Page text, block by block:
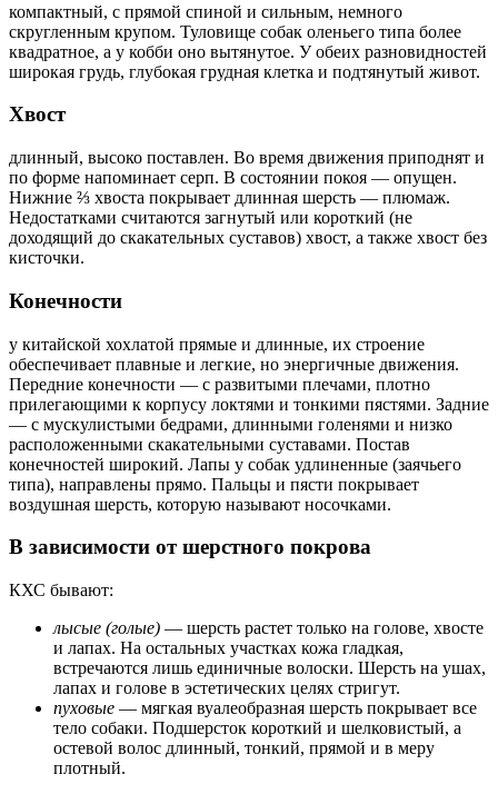
компактный, с прямой спиной и сильным, немного
скругленным крупом. Туловище собак оленьего типа более
квадратное, а у кобби оно вытянутое. У обеих разновидностей
широкая грудь, глубокая грудная клетка и подтянутый живот.
Хвост
длинный, высоко поставлен. Во время движения приподнят и
по форме напоминает серп. В состоянии покоя — опущен.
Нижние ⅔ хвоста покрывает длинная шерсть — плюмаж.
Недостатками считаются загнутый или короткий (не
доходящий до скакательных суставов) хвост, а также хвост без
кисточки.
Конечности
у китайской хохлатой прямые и длинные, их строение
обеспечивает плавные и легкие, но энергичные движения.
Передние конечности — с развитыми плечами, плотно
прилегающими к корпусу локтями и тонкими пястями. Задние
— с мускулистыми бедрами, длинными голенями и низко
расположенными скакательными суставами. Постав
конечностей широкий. Лапы у собак удлиненные (заячьего
типа), направлены прямо. Пальцы и пясти покрывает
воздушная шерсть, которую называют носочками.
В зависимости от шерстного покрова
КХС бывают:
лысые (голые) — шерсть растет только на голове, хвосте
и лапах. На остальных участках кожа гладкая,
встречаются лишь единичные волоски. Шерсть на ушах,
лапах и голове в эстетических целях стригут.
пуховые — мягкая вуалеобразная шерсть покрывает все
тело собаки. Подшерсток короткий и шелковистый, а
остевой волос длинный, тонкий, прямой и в меру
плотный.